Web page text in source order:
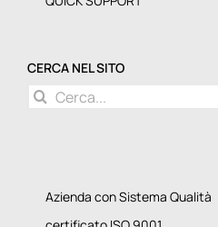
QUICK SUPPORT
CERCA NEL SITO
Cerca
Azienda con Sistema Qualità